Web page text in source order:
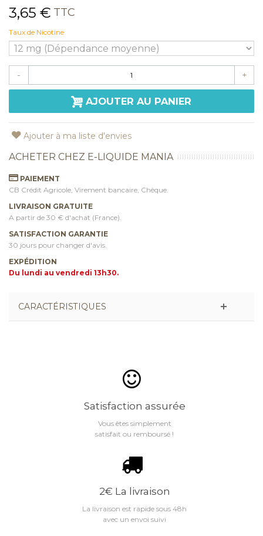
3,65 € TTC
Taux de Nicotine
- +
AJOUTER AU PANIER
Ajouter à ma liste d'envies
ACHETER CHEZ E-LIQUIDE MANIA
PAIEMENT
CB Crédit Agricole, Virement bancaire, Chèque.
LIVRAISON GRATUITE
A partir de 30 € d'achat (France).
SATISFACTION GARANTIE
30 jours pour changer d'avis.
EXPÉDITION
Du lundi au vendredi 13h30.
CARACTÉRISTIQUES
Satisfaction assurée
Vous êtes simplement
satisfait ou remboursé !
2€ La livraison
La livraison est rapide sous 48h
avec un envoi suivi